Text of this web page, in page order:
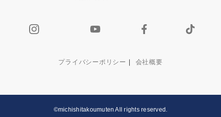
プライバシーポリシー ｜ 会社概要
©michishitakoumuten All rights reserved.